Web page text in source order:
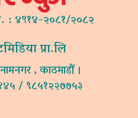
: ४९१४-२०८१/२०८२
प्रा.लि
, काठमाडौं ।
/ ९८५१२२७७५३